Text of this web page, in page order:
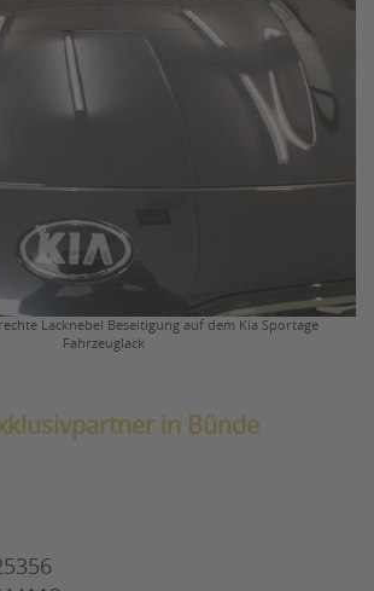
Lacknebel Beseitigung auf dem Kia Sportage
Fahrzeuglack
in Bünde